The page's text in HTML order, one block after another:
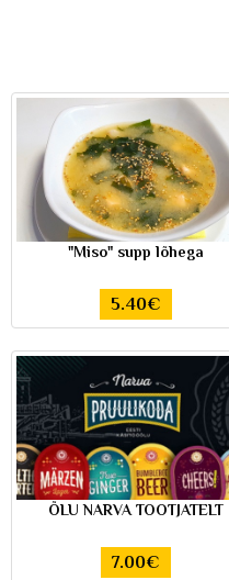
"Miso" supp lõhega
5.40€
ÕLU NARVA TOOTJATELT
7.00€